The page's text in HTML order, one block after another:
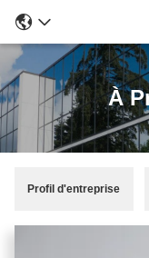
À
Profil d'entreprise